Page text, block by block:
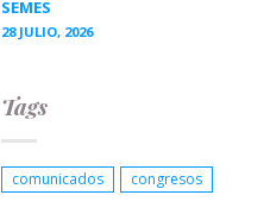
SEMES
28 JULIO, 2026
Tags
comunicados congresos